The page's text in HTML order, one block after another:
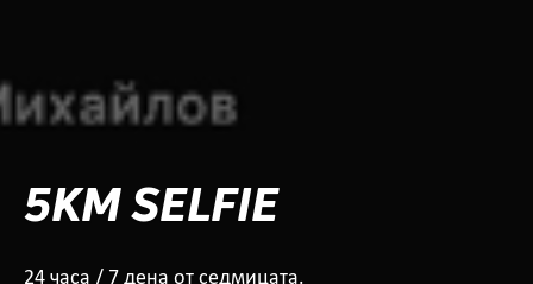
5KM SELFIE
24 часа / 7 дена от седмицата.